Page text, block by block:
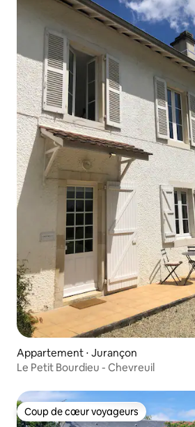
Appartement ⋅ Jurançon
Le Petit Bourdieu - Chevreuil
Coup de cœur voyageurs
Coup de cœur voyageurs